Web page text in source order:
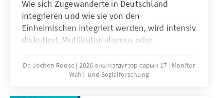
Wie sich Zugewanderte in Deutschland
integrieren und wie sie von den
Einheimischen integriert werden, wird intensiv
diskutiert. Multikulturalismus oder
die Debatten sind kontrovers und nicht selten
emotional aufgeladen. Doch welche
Dr. Jochen Roose 2026 оны нэгдүгээр сарын 17
Monitor
Wahl- und Sozialforschung